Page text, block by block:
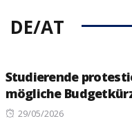
DE/AT
Studierende
mögliche
Posted
29/05/2026